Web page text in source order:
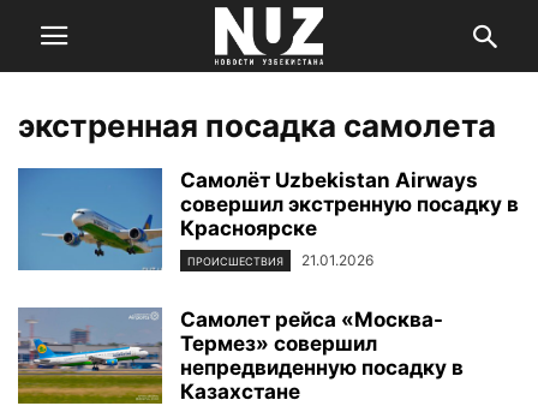
экстренная посадка самолета
Самолёт Uzbekistan Airways
совершил экстренную посадку в
Красноярске
ПРОИСШЕСТВИЯ 21.01.2026
Самолет рейса «Москва-
Термез» совершил
непредвиденную посадку в
Казахстане